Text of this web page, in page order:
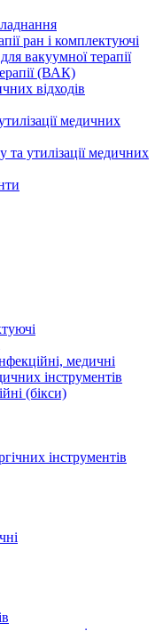
ран і комплектуючі
вакуумної терапії
(ВАК)
відходів
медичних
утилізації медичних
медичні
інструментів
(бікси)
інструментів